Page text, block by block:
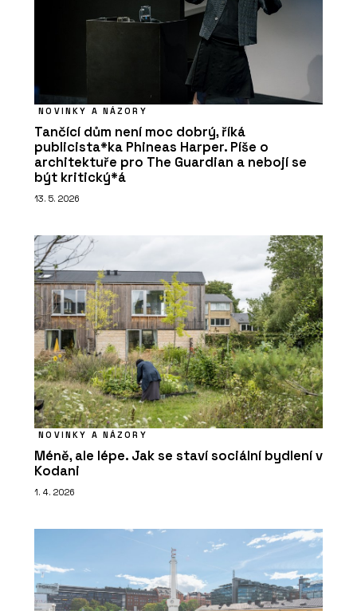
NOVINKY A NÁZORY
Tančící dům není moc dobrý, říká
publicista*ka Phineas Harper. Píše o
architektuře pro The Guardian a nebojí se
být kritický*á
13. 5. 2026
NOVINKY A NÁZORY
Méně, ale lépe. Jak se staví sociální bydlení v
Kodani
1. 4. 2026